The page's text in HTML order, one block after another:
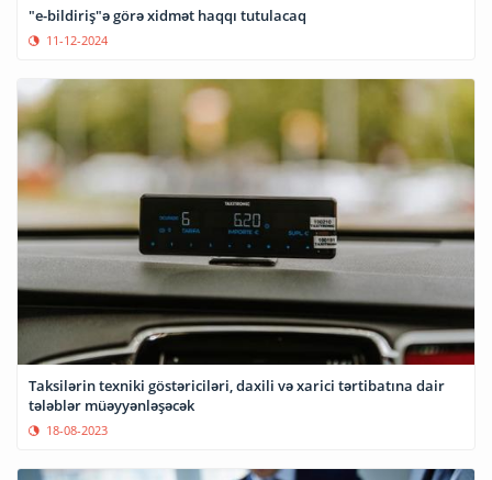
"e-bildiriş"ə görə xidmət haqqı tutulacaq
11-12-2024
Taksilərin texniki göstəriciləri, daxili və xarici tərtibatına dair
tələblər müəyyənləşəcək
18-08-2023